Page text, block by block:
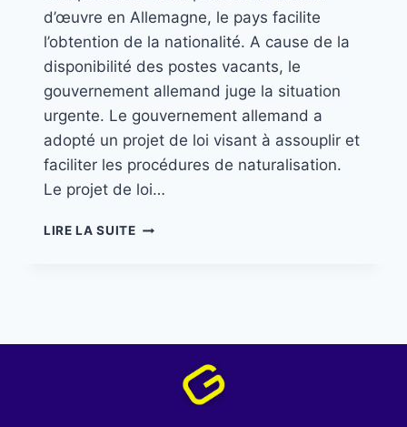
d’œuvre en Allemagne, le pays facilite
l’obtention de la nationalité. A cause de la
disponibilité des postes vacants, le
gouvernement allemand juge la situation
urgente. Le gouvernement allemand a
adopté un projet de loi visant à assouplir et
faciliter les procédures de naturalisation.
Le projet de loi…
LIRE LA SUITE